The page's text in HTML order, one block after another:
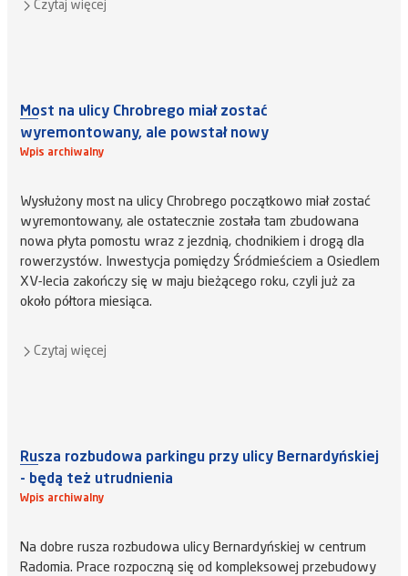
Czytaj więcej
Most na ulicy Chrobrego miał zostać
wyremontowany, ale powstał nowy
Wpis archiwalny
Wysłużony most na ulicy Chrobrego początkowo miał zostać
wyremontowany, ale ostatecznie została tam zbudowana
nowa płyta pomostu wraz z jezdnią, chodnikiem i drogą dla
rowerzystów. Inwestycja pomiędzy Śródmieściem a Osiedlem
XV-lecia zakończy się w maju bieżącego roku, czyli już za
około półtora miesiąca.
Czytaj więcej
Rusza rozbudowa parkingu przy ulicy Bernardyńskiej
- będą też utrudnienia
Wpis archiwalny
Na dobre rusza rozbudowa ulicy Bernardyńskiej w centrum
Radomia. Prace rozpoczną się od kompleksowej przebudowy